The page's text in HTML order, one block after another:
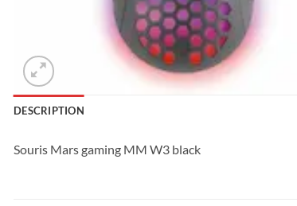
DESCRIPTION
Souris Mars gaming MM W3 black